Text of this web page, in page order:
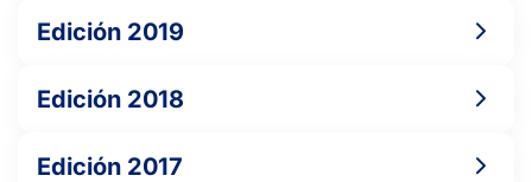
Edición 2019
Edición 2018
Edición 2017